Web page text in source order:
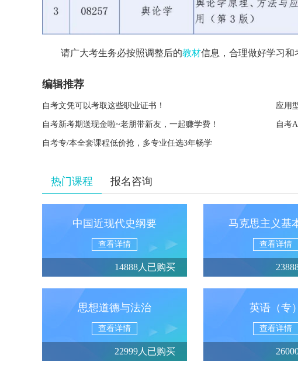
请广大考生务必按照调整后的教材信息，合理做好学习和
编辑推荐
自考文凭可以考取这些职业证书！ 应用
自考新考期送现金啦~老朋带新友，一起赚学费！ 自考
自考专/本全套课程低价抢，多专业任选3年畅学
热门课程 报名咨询
中国近现代史纲要
查看详情
14888人已购买
马克思主义基
查看详情
思想道德与法治
查看详情
22999人已购买
英语（专）
查看详情